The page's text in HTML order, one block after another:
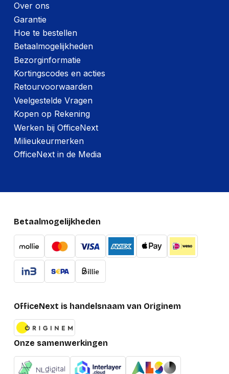
Over ons
Garantie
Hoe te bestellen
Betaalmogelijkheden
Bezorginformatie
Kortingscodes en acties
Retourvoorwaarden
Veelgestelde Vragen
Kopen op Rekening
Werken bij OfficeNext
Milieukeurmerken
OfficeNext in de Media
Betaalmogelijkheden
OfficeNext is handelsnaam van Originem
Onze samenwerkingen